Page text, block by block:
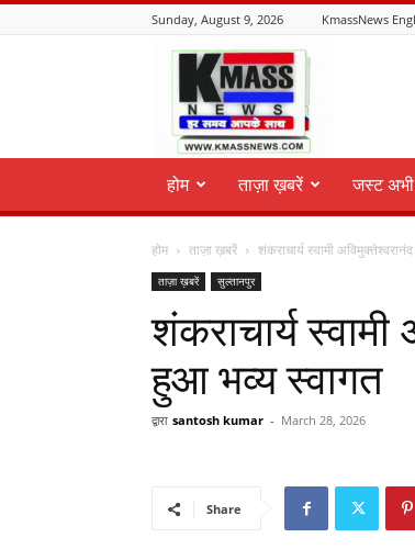
Sunday, August 9, 2026 KmassNews
KmassNews
होम ताज़ा ख़बरें जस्ट
होम ताज़ा ख़बरें शंकराचार्य स्वामी
ताज़ा ख़बरें सुल्तानपुर
शंकराचार्य स्वामी
हुआ भव्य स्वागत
द्वारा santosh kumar - March 28, 2026
Share